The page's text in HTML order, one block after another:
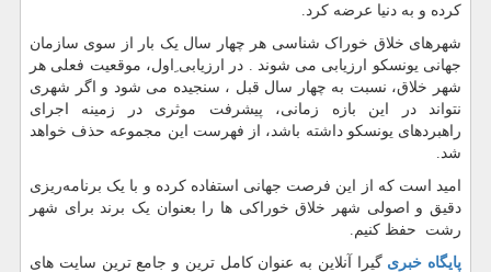
کرده و به دنیا عرضه کرد.
شهرهای خلاق خوراک شناسی هر چهار سال یک بار از سوی سازمان
جهانی یونسکو ارزیابی می شوند . در ارزیابی ِاول، موقعیت فعلی هر
شهر خلاق، نسبت به چهار سال قبل ، سنجیده می شود و اگر شهری
نتواند در این بازه زمانی، پیشرفت موثری در زمینه اجرای
راهبردهای یونسکو داشته باشد، از فهرست این مجموعه حذف خواهد
شد.
امید است که از این فرصت جهانی استفاده کرده و با یک برنامه‌ریزی
دقیق و اصولی شهر خلاق خوراکی ها را بعنوان یک برند برای شهر
رشت حفظ کنیم.
پایگاه خبری گیرا آنلاین به عنوان کامل ترین و جامع ترین سایت های